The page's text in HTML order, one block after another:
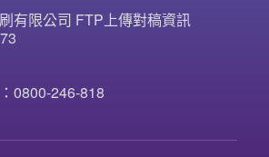
有限公司 FTP上傳對稿資訊
0800-246-818